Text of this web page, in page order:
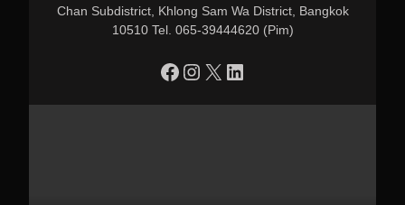
Chan Subdistrict, Khlong Sam Wa District, Bangkok
10510 Tel. 065-39444620 (Pim)
https://www.facebook.com/profile.php?id=100090086432719 Instagram X LinkedIn